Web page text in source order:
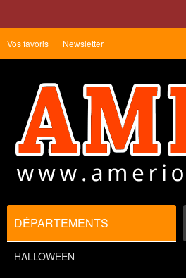
Vos favoris Newsletter
DÉPARTEMENTS
HALLOWEEN